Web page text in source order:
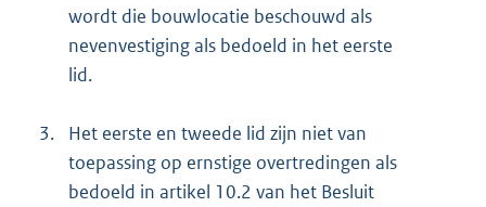
wordt die bouwlocatie beschouwd als
nevenvestiging als bedoeld in het eerste
lid.
3.
Het eerste en tweede lid zijn niet van
toepassing op ernstige overtredingen als
bedoeld in artikel 10.2 van het Besluit